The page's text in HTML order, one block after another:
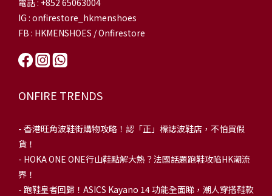
IG : onfirestore_hkmenshoes
FB : HKMENSHOES / Onfirestore
ONFIRE TRENDS
- 香港旺角波鞋街購物攻略！認「正」標誌波鞋店，不怕買假
貨！
- HOKA ONE ONE行山鞋點解大熱？法國話題跑鞋攻陷HK潮流
界！
- 跑鞋皇者回歸！ASICS Kayano 14 功能全面睇，潮人穿搭鞋款